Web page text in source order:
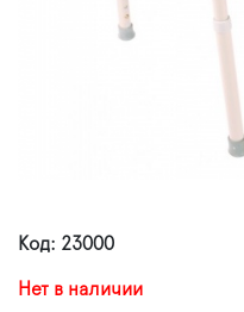
Код: 23000
Нет в наличии